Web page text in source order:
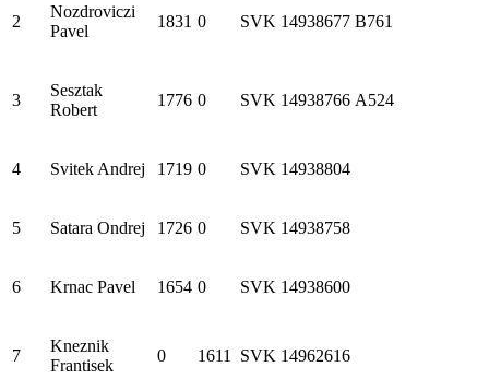
2
Nozdroviczi
Pavel
1831 0 SVK 14938677 B761
3
Sesztak
Robert
1776 0 SVK 14938766 A524
4 Svitek Andrej 1719 0 SVK 14938804
5 Satara Ondrej 1726 0 SVK 14938758
6 Krnac Pavel 1654 0 SVK 14938600
7
Kneznik
Frantisek
0 1611 SVK 14962616